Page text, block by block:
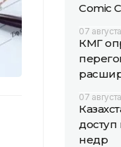
Comic
07
КМГ
07
недр